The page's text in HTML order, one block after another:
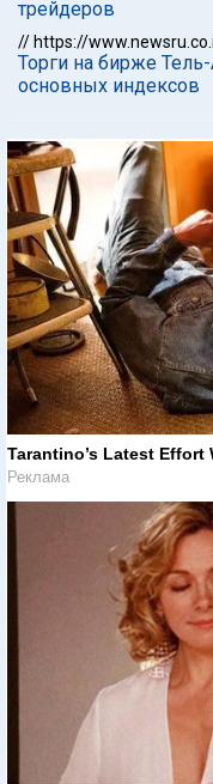
трейдеров
// https://
Торги на бирже
основных индексов
Tarantino’s Latest Effort
Реклама